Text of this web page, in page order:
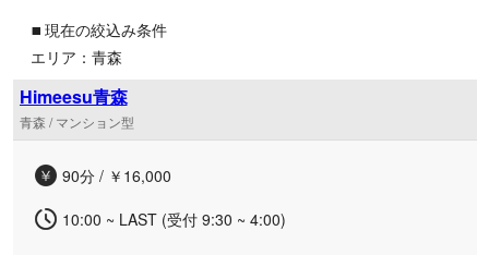
▪ 現在の絞込み条件
エリア：青森
Himeesu青森
青森 / マンション型
90分 / ￥16,000
10:00 ~ LAST (受付 9:30 ~ 4:00)